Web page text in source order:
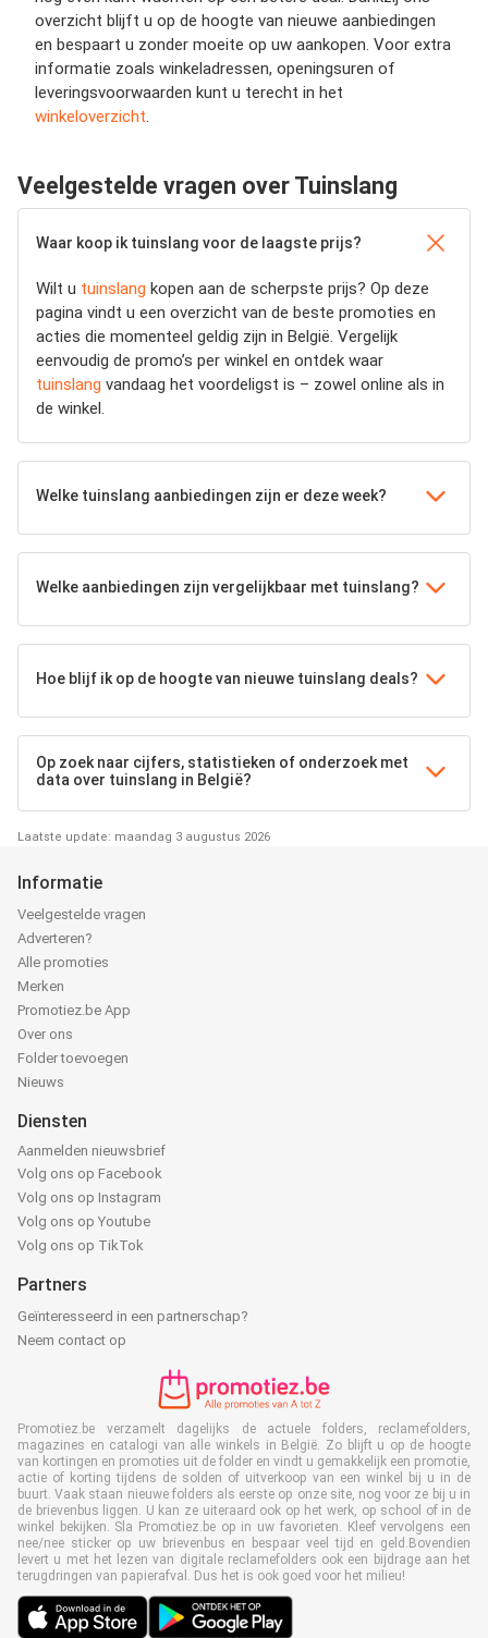
overzicht blijft u op de hoogte van nieuwe aanbiedingen
en bespaart u zonder moeite op uw aankopen. Voor extra
informatie zoals winkeladressen, openingsuren of
leveringsvoorwaarden kunt u terecht in het
winkeloverzicht
Veelgestelde vragen over Tuinslang
Waar koop ik tuinslang voor de laagste prijs?
Wilt u tuinslang kopen aan de scherpste prijs? Op deze
pagina vindt u een overzicht van de beste promoties en
acties die momenteel geldig zijn in België. Vergelijk
eenvoudig de promo’s per winkel en ontdek waar
tuinslang vandaag het voordeligst is – zowel online als in
de winkel.
Welke tuinslang aanbiedingen zijn er deze week?
Welke aanbiedingen zijn vergelijkbaar met tuinslang?
Hoe blijf ik op de hoogte van nieuwe tuinslang deals?
Op zoek naar cijfers, statistieken of onderzoek met
data over tuinslang in België?
Laatste update: maandag 3 augustus 2026
Informatie
Veelgestelde vragen
Adverteren?
Alle promoties
Merken
Promotiez.be App
Over ons
Folder toevoegen
Nieuws
Diensten
Aanmelden nieuwsbrief
Volg ons op Facebook
Volg ons op Instagram
Volg ons op Youtube
Volg ons op TikTok
Partners
Geïnteresseerd in een partnerschap?
Neem contact op
Promotiez.be verzamelt dagelijks de actuele folders, reclamefolders,
magazines en catalogi van alle winkels in België. Zo blijft u op de hoogte
van kortingen en promoties uit de folder en vindt u gemakkelijk een promotie,
actie of korting tijdens de solden of uitverkoop van een winkel bij u in de
buurt. Vaak staan nieuwe folders als eerste op onze site, nog voor ze bij u in
de brievenbus liggen. U kan ze uiteraard ook op het werk, op school of in de
winkel bekijken. Sla Promotiez.be op in uw favorieten. Kleef vervolgens een
nee/nee sticker op uw brievenbus en bespaar veel tijd en geld.Bovendien
levert u met het lezen van digitale reclamefolders ook een bijdrage aan het
terugdringen van papierafval. Dus het is ook goed voor het milieu!